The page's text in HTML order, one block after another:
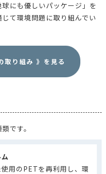
にも優しいパッケージ」を
て環境問題に取り組んでい
取り組み 》を見る
です。
用のPETを再利用し、環